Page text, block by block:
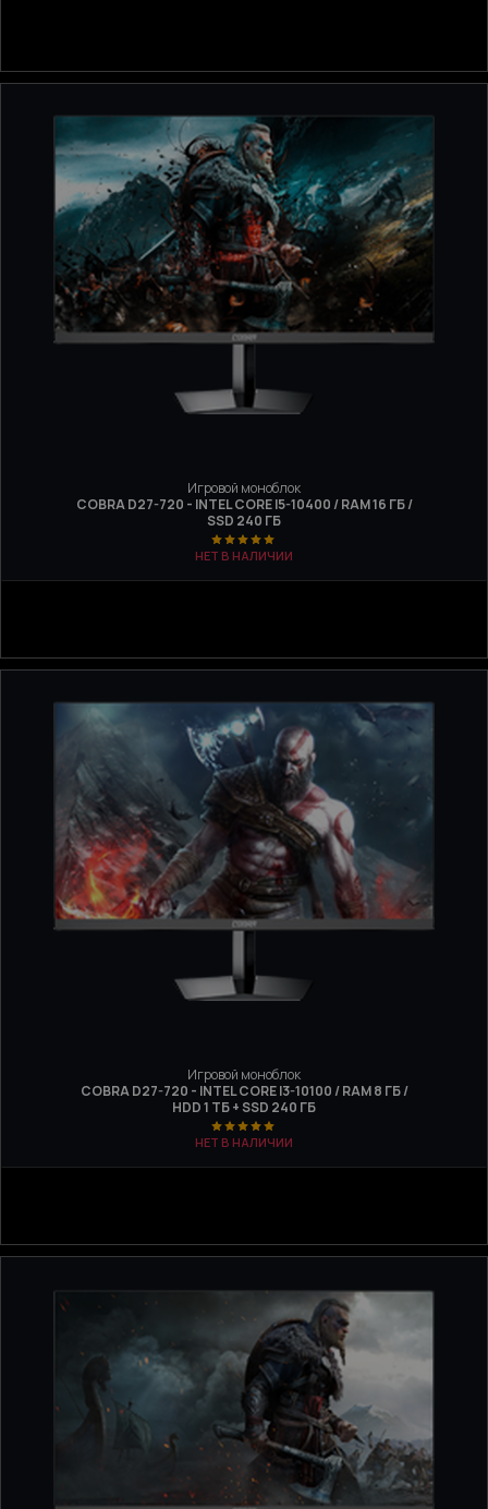
Игровой моноблок
COBRA D27-720 - INTEL CORE I5-10400 / RAM 16 ГБ /
SSD 240 ГБ
НЕТ В НАЛИЧИИ
Игровой моноблок
COBRA D27-720 - INTEL CORE I3-10100 / RAM 8 ГБ /
HDD 1 ТБ + SSD 240 ГБ
НЕТ В НАЛИЧИИ